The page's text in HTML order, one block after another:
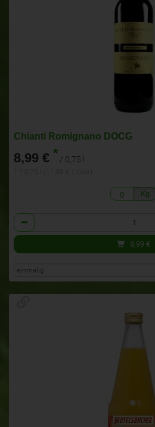
Chianti Romignano DOCG
8,99 € * / 0,75 l
g Kg
Anzahl
8,99 €